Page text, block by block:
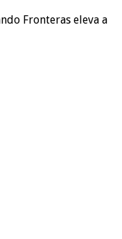
Fronteras eleva a